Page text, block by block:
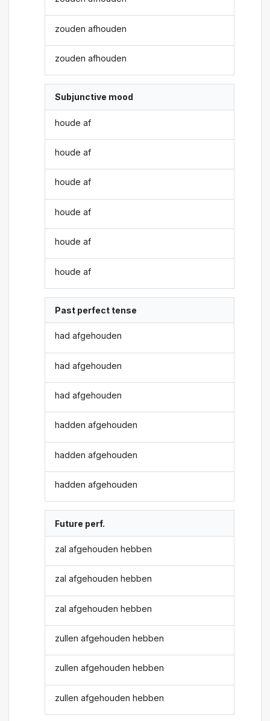
zouden afhouden
zouden afhouden
Subjunctive mood
houde af
houde af
houde af
houde af
houde af
houde af
Past perfect tense
had afgehouden
had afgehouden
had afgehouden
hadden afgehouden
hadden afgehouden
hadden afgehouden
Future perf.
zal afgehouden hebben
zal afgehouden hebben
zal afgehouden hebben
zullen afgehouden hebben
zullen afgehouden hebben
zullen afgehouden hebben